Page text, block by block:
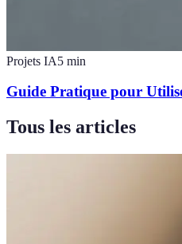
Projets IA5 min
Guide Pratique pour
Tous les articles